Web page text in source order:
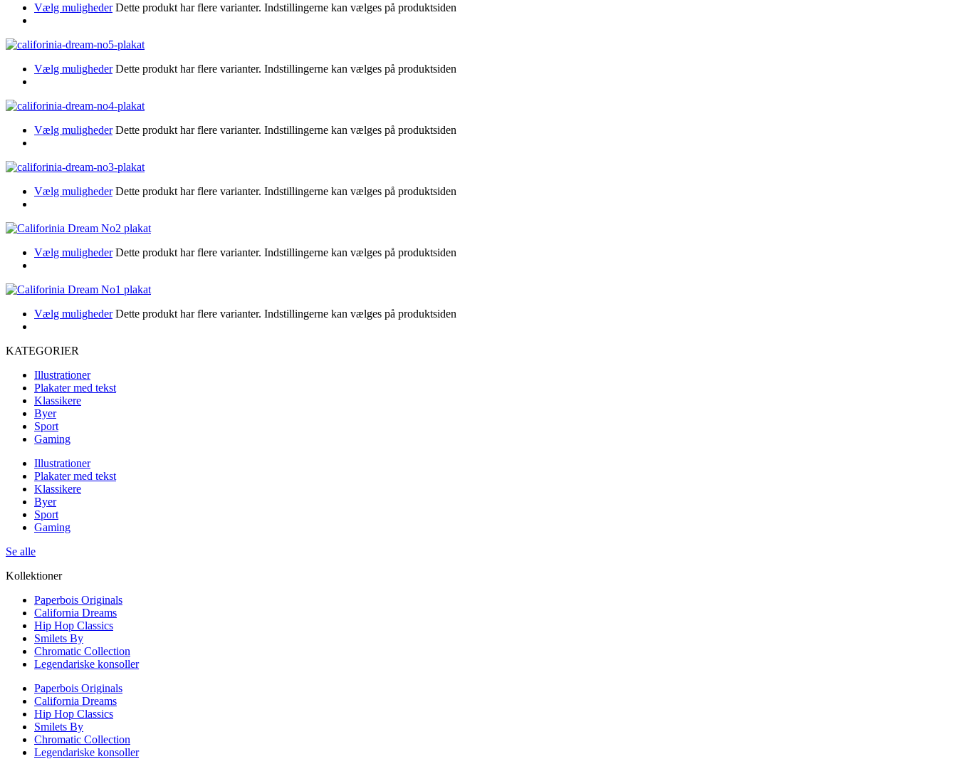
Vælg muligheder Dette produkt har flere varianter. Indstillingerne kan vælges på produktsiden
Vælg muligheder Dette produkt har flere varianter. Indstillingerne kan vælges på produktsiden
Vælg muligheder Dette produkt har flere varianter. Indstillingerne kan vælges på produktsiden
Vælg muligheder Dette produkt har flere varianter. Indstillingerne kan vælges på produktsiden
Vælg muligheder Dette produkt har flere varianter. Indstillingerne kan vælges på produktsiden
Vælg muligheder Dette produkt har flere varianter. Indstillingerne kan vælges på produktsiden
KATEGORIER
Illustrationer
Plakater med tekst
Klassikere
Byer
Sport
Gaming
Illustrationer
Plakater med tekst
Klassikere
Byer
Sport
Gaming
Se alle
Kollektioner
Paperbois Originals
California Dreams
Hip Hop Classics
Smilets By
Chromatic Collection
Legendariske konsoller
Paperbois Originals
California Dreams
Hip Hop Classics
Smilets By
Chromatic Collection
Legendariske konsoller